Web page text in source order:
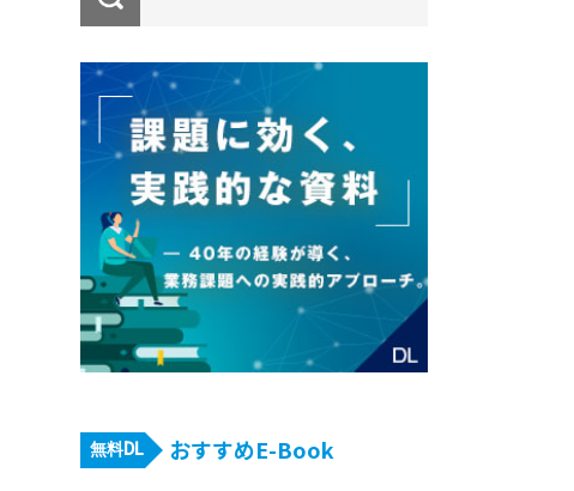
無料DL おすすめE-Book